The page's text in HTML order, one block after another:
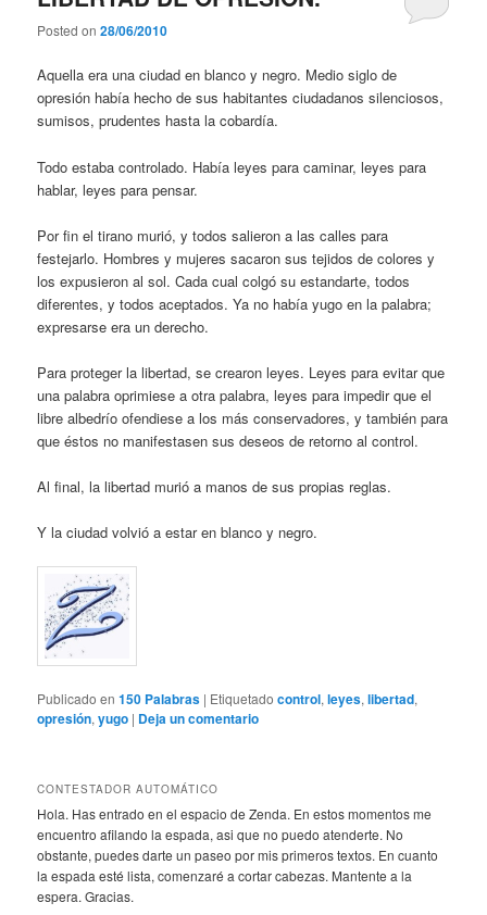
Posted on28/06/2010
Aquella era una ciudad en blanco y negro. Medio siglo de
opresión había hecho de sus habitantes ciudadanos silenciosos,
sumisos, prudentes hasta la cobardía.
Todo estaba controlado. Había leyes para caminar, leyes para
hablar, leyes para pensar.
Por fin el tirano murió, y todos salieron a las calles para
festejarlo. Hombres y mujeres sacaron sus tejidos de colores y
los expusieron al sol. Cada cual colgó su estandarte, todos
diferentes, y todos aceptados. Ya no había yugo en la palabra;
expresarse era un derecho.
Para proteger la libertad, se crearon leyes. Leyes para evitar que
una palabra oprimiese a otra palabra, leyes para impedir que el
libre albedrío ofendiese a los más conservadores, y también para
que éstos no manifestasen sus deseos de retorno al control.
Al final, la libertad murió a manos de sus propias reglas.
Y la ciudad volvió a estar en blanco y negro.
Publicado en 150 Palabras | Etiquetado control,leyes,libertad,
opresión,yugo | Deja un comentario
CONTESTADOR AUTOMÁTICO
Hola. Has entrado en el espacio de Zenda. En estos momentos me
encuentro afilando la espada, asi que no puedo atenderte. No
obstante, puedes darte un paseo por mis primeros textos. En cuanto
la espada esté lista, comenzaré a cortar cabezas. Mantente a la
espera. Gracias.